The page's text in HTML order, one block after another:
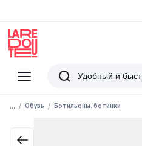
Меню
Redoute
Поиск
... Обувь Ботильоны, ботинки